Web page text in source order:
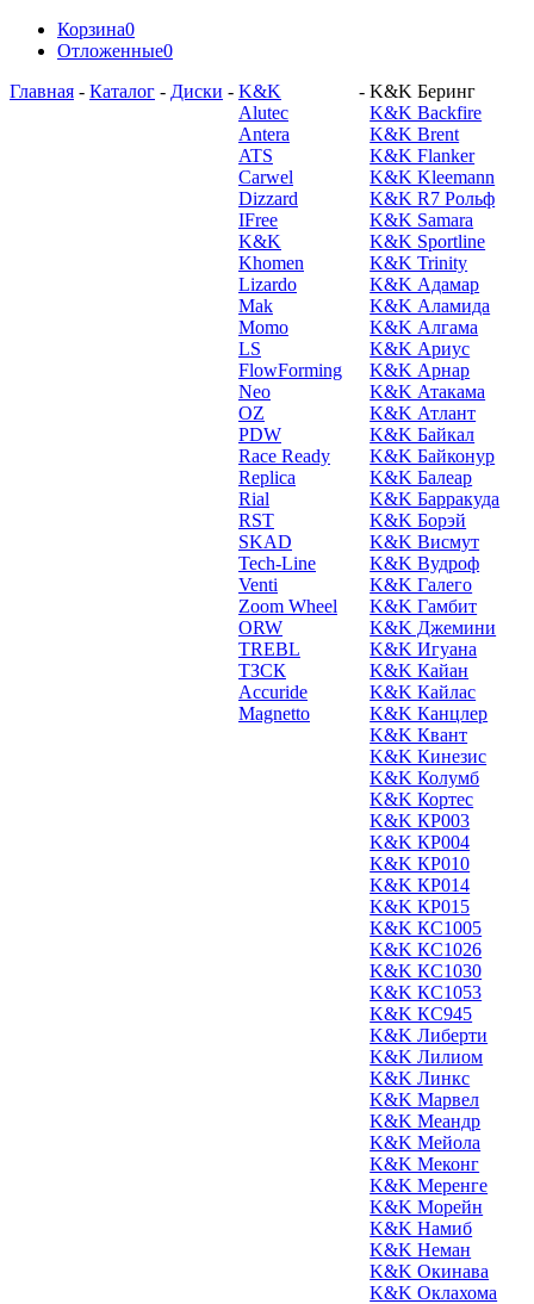
Корзина0
Отложенные0
Главная - Каталог - Диски - K&K
Alutec
Antera
ATS
Carwel
Dizzard
IFree
K&K
Khomen
Lizardo
Mak
Momo
LS
FlowForming
Neo
OZ
PDW
Race Ready
Replica
Rial
RST
SKAD
Tech-Line
Venti
Zoom Wheel
ORW
TREBL
ТЗСК
Accuride
Magnetto
-K&K Беринг
K&K Backfire
K&K Brent
K&K Flanker
K&K Kleemann
K&K R7 Рольф
K&K Samara
K&K Sportline
K&K Trinity
K&K Адамар
K&K Аламида
K&K Алгама
K&K Ариус
K&K Арнар
K&K Атакама
K&K Атлант
K&K Байкал
K&K Байконур
K&K Балеар
K&K Барракуда
K&K Борэй
K&K Висмут
K&K Вудроф
K&K Галего
K&K Гамбит
K&K Джемини
K&K Игуана
K&K Кайан
K&K Кайлас
K&K Канцлер
K&K Квант
K&K Кинезис
K&K Колумб
K&K Кортес
K&K КР003
K&K КР004
K&K КР010
K&K КР014
K&K КР015
K&K КС1005
K&K КС1026
K&K КС1030
K&K КС1053
K&K КС945
K&K Либерти
K&K Лилиом
K&K Линкс
K&K Марвел
K&K Меандр
K&K Мейола
K&K Меконг
K&K Меренге
K&K Морейн
K&K Намиб
K&K Неман
K&K Окинава
K&K Оклахома